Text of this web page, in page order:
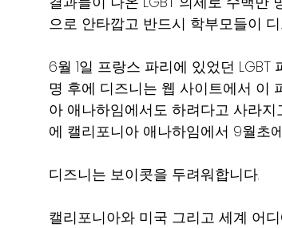
으로 안타깝고 반드시 학부모들이
6월 1일 프랑스 파리에 있었던
명 후에 디즈니는 웹 사이트에서 이
아 애나하임에서도 하려다고 사라
에 캘리포니아 애나하임에서 9월초
디즈니는 보이콧을 두려워합니다.
캘리포니아와 미국 그리고 세계 어